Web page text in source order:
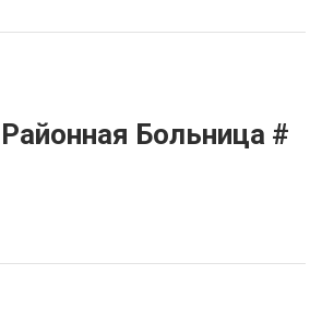
Больница #